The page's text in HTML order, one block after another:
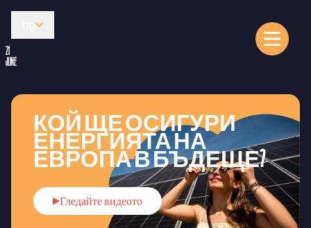
21
JUNE
КОЙ ЩЕ ОСИГУРИ
ЕНЕРГИЯТА НА
ЕВРОПА В БЪДЕЩЕ?
Гледайте видеото